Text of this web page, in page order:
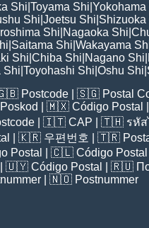
Shi Toyama Shi Yokohama
Shi Joetsu Shi Shizuoka
Shi Nagaoka Shi
Saitama Shi Wakayama
Shi Chiba Shi Nagano Shi
Shi Toyohashi Shi Oshu Shi
Postcode | 🇸🇬 Postal
Poskod | 🇲🇽 Código Postal
| 🇮🇹 CAP | 🇹🇭 รหั
| 🇰🇷 우편번호 | 🇹🇷
Postal | 🇨🇱 Código Postal
| 🇺🇾 Código Postal | 🇷🇺
| 🇳🇴 Postnummer